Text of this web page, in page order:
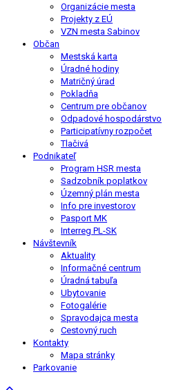
Organizácie mesta
Projekty z EÚ
VZN mesta Sabinov
Občan
Mestská karta
Úradné hodiny
Matričný úrad
Pokladňa
Centrum pre občanov
Odpadové hospodárstvo
Participatívny rozpočet
Tlačivá
Podnikateľ
Program HSR mesta
Sadzobník poplatkov
Územný plán mesta
Info pre investorov
Pasport MK
Interreg PL-SK
Návštevník
Aktuality
Informačné centrum
Úradná tabuľa
Ubytovanie
Fotogalérie
Spravodajca mesta
Cestovný ruch
Kontakty
Mapa stránky
Parkovanie